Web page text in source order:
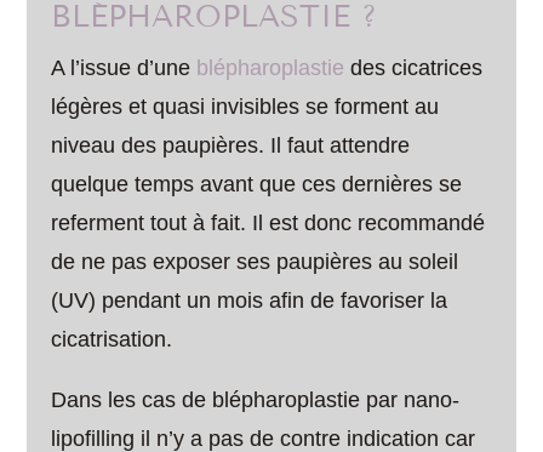
BLÉPHAROPLASTIE ?
A l’issue d’une blépharoplastie des cicatrices
légères et quasi invisibles se forment au
niveau des paupières. Il faut attendre
quelque temps avant que ces dernières se
referment tout à fait. Il est donc recommandé
de ne pas exposer ses paupières au soleil
(UV) pendant un mois afin de favoriser la
cicatrisation.
Dans les cas de blépharoplastie par nano-
lipofilling il n’y a pas de contre indication car